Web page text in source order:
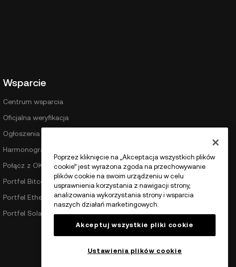
Wsparcie
Centrum wsparcia
Oficjalna weryfikacja
Ogłoszenia
Harmonogram opłat DEX
Połącz z OKX
Portfel Bitcoin
Portfel Ethereum
Portfel Solana
Poprzez kliknięcie na „Akceptacja wszystkich plików
cookie” jest wyrażona zgoda na przechowywanie
plików cookie na swoim urządzeniu w celu
usprawnienia korzystania z nawigacji strony,
analizowania wykorzystania strony i wsparcia
naszych działań marketingowych.
Akceptuj wszystkie pliki cookie
Ustawienia plików cookie